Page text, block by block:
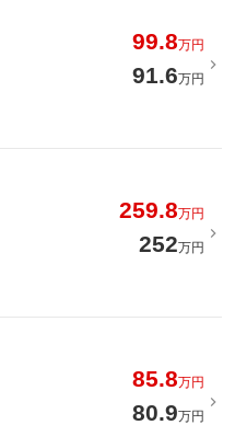
99.8万円
91.6万円
259.8万円
252万円
85.8万円
80.9万円